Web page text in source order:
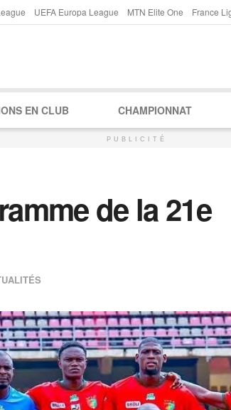
UEFA Europa League MTN Elite One France
EN CLUB CHAMPIONNAT
PUBLICITÉ
de la 21e